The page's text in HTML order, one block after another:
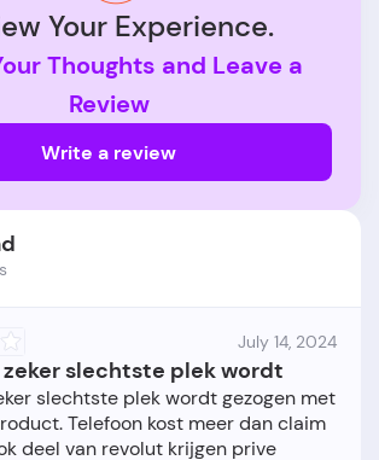
Your Experience.
Thoughts and Leave a
Review
Write a review
July 14, 2024
zeker slechtste plek wordt
slechtste plek wordt gezogen met
Telefoon kost meer dan claim
deel van revolut krijgen prive